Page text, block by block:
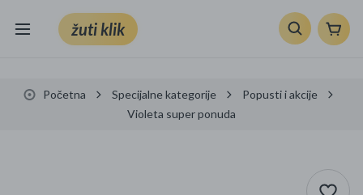
žuti klik
Knjige, škola i ured
Početna Specijalne kategorije
Popusti i akcije
Violeta super ponuda